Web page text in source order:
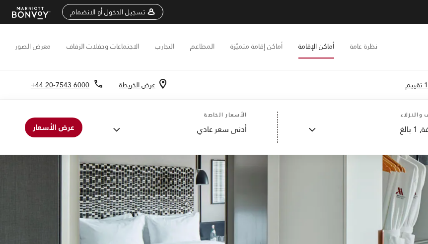
تسجيل الدخول أو الانضمام
نظرة عامة أماكن الإقامة أماكن إقامة متميّزة المطاعم التجارب الاجتماعات وحفلات الزفاف معرض الصور
عرض الخريطة +44 20-7543 6000
والنزلاء
1 بالغ
الأسعار الخاصة
أدنى سعر عادي عرض الأسعار